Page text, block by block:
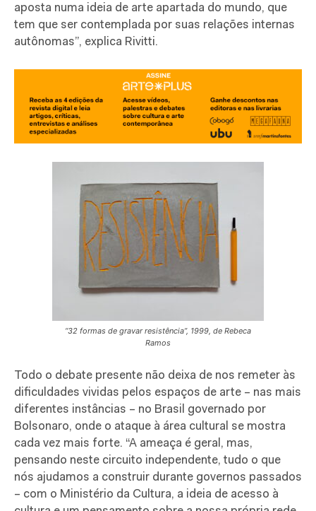
aposta numa ideia de arte apartada do mundo, que
tem que ser contemplada por suas relações internas
autônomas”, explica Rivitti.
“32 formas de gravar resistência”, 1999, de Rebeca
Ramos
Todo o debate presente não deixa de nos remeter às
dificuldades vividas pelos espaços de arte – nas mais
diferentes instâncias – no Brasil governado por
Bolsonaro, onde o ataque à área cultural se mostra
cada vez mais forte. “A ameaça é geral, mas,
pensando neste circuito independente, tudo o que
nós ajudamos a construir durante governos passados
– com o Ministério da Cultura, a ideia de acesso à